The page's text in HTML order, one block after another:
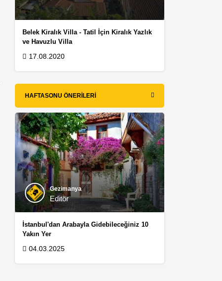
Belek Kiralık Villa - Tatil İçin Kiralık Yazlık
ve Havuzlu Villa
17.08.2020
HAFTASONU ÖNERILERI
Gezimanya
Editör
İstanbul'dan Arabayla Gidebileceğiniz 10
Yakın Yer
04.03.2025